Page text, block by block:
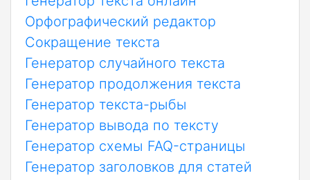
Орфографический редактор
Сокращение текста
Генератор случайного текста
Генератор продолжения текста
Генератор текста-рыбы
Генератор вывода по тексту
Генератор схемы FAQ-страницы
Генератор заголовков для статей